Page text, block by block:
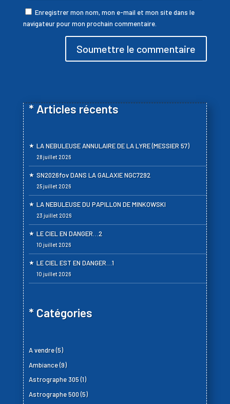
Enregistrer mon nom, mon e-mail et mon site dans le
navigateur pour mon prochain commentaire.
Soumettre le commentaire
* Articles récents
LA NEBULEUSE ANNULAIRE DE LA LYRE (MESSIER 57)
28 juillet 2026
SN2026fov DANS LA GALAXIE NGC7292
25 juillet 2026
LA NEBULEUSE DU PAPILLON DE MINKOWSKI
23 juillet 2026
LE CIEL EN DANGER…2
10 juillet 2026
LE CIEL EST EN DANGER…1
10 juillet 2026
* Catégories
A vendre(5)
Ambiance(9)
Astrographe 305(1)
Astrographe 500(5)